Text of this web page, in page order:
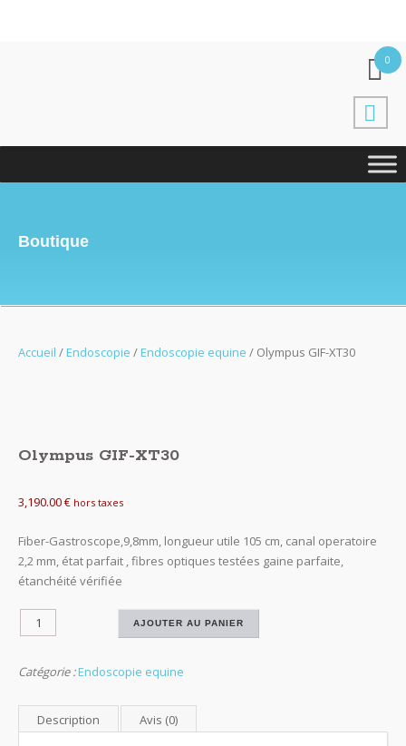
0
Boutique
Accueil /Endoscopie /Endoscopie equine / Olympus GIF-XT30
Olympus GIF-XT30
3,190.00€ hors taxes
Fiber-Gastroscope,9,8mm, longueur utile 105 cm, canal operatoire
2,2 mm, état parfait , fibres optiques testées gaine parfaite,
étanchéité vérifiée
quantité
de
GIF-
AJOUTER AU PANIER
Catégorie :Endoscopie equine
Description Avis (0)